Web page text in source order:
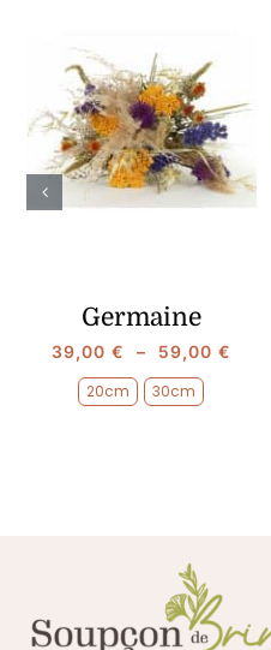
Germaine
39,00€ – 59,00€
20cm 30cm